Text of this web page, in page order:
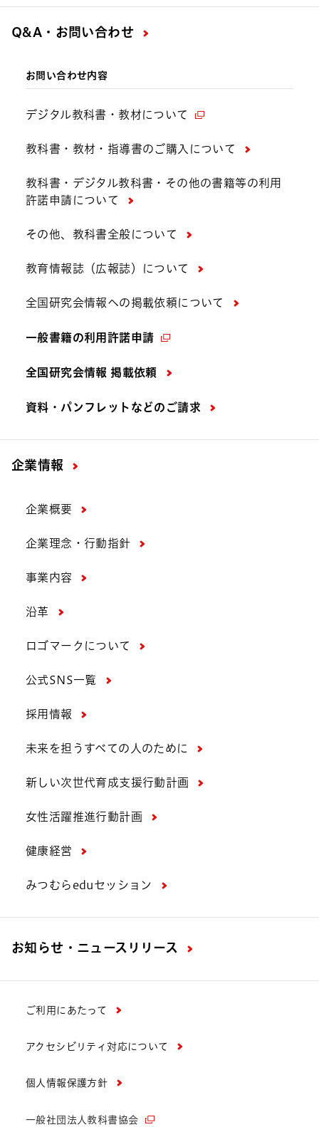
Q&A・お問い合わせ
お問い合わせ内容
デジタル教科書・教材について
教科書・教材・指導書のご購入について
教科書・デジタル教科書・その他の書籍等の利用
許諾申請について
その他、教科書全般について
教育情報誌（広報誌）について
全国研究会情報への掲載依頼について
一般書籍の利用許諾申請
全国研究会情報 掲載依頼
資料・パンフレットなどの ご請求
企業情報
企業概要
企業理念・行動指針
事業内容
沿革
ロゴマークについて
公式SNS一覧
採用情報
未来を担うすべての人のために
新しい次世代育成支援行動計画
女性活躍推進行動計画
健康経営
みつむらeduセッション
お知らせ・ニュースリリース
ご利用にあたって
アクセシビリティ対応について
個人情報保護方針
一般社団法人教科書協会